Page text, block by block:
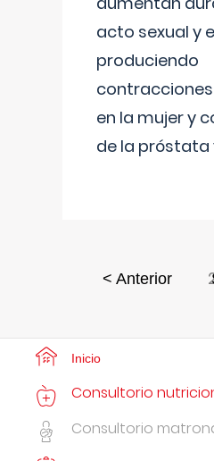
acto sexual y
produciendo
en la mujer y
de la próstata
< Anterior
Inicio
Consultorio
Consultorio